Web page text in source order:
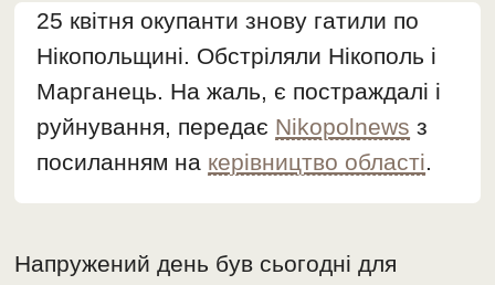
25 квітня окупанти знову гатили по
Нікопольщині. Обстріляли Нікополь і
Марганець. На жаль, є постраждалі і
руйнування, передає Nikopolnews з
посиланням на керівництво області.
Напружений день був сьогодні для